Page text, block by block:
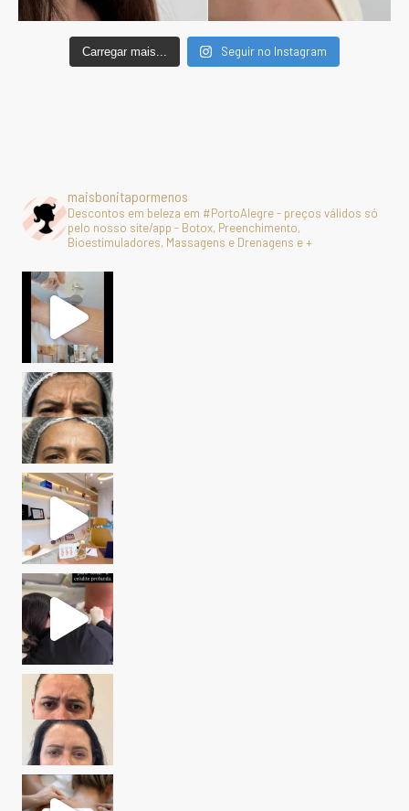
Carregar mais... Seguir no Instagram
maisbonitapormenos
Descontos em beleza em #PortoAlegre - preços válidos só
pelo nosso site/app - Botox, Preenchimento,
Bioestimuladores, Massagens e Drenagens e +